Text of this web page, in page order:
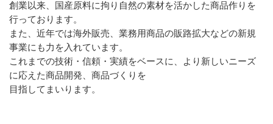
創業以来、国産原料に拘り自然の素材を活かした商品作りを
行っております。
また、近年では海外販売、業務用商品の販路拡大などの新規
事業にも力を入れています。
これまでの技術・信頼・実績をベースに、より新しいニーズ
に応えた商品開発、商品づくりを
目指してまいります。